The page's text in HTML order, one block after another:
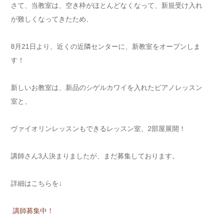
さて、当教室は、空き枠がほとんどなくなって、新規受け入れ
が難しくなってきたため、
8月21日より、近くの近隣センターに、新教室をオープンしま
す！
新しいお教室は、新品のシゲルカワイを入れたピアノレッスン
室と、
ヴァイオリンレッスンもできるレッスン室、2部屋展開！
講師さん3人決まりましたが、まだ募集しております。
詳細はこちらを↓
講師募集中！